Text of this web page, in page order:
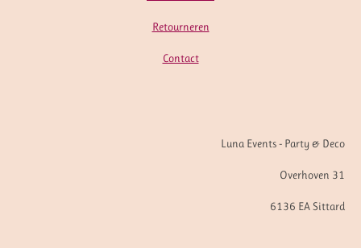
Retourneren
Contact
Luna Events - Party & Deco
Overhoven 31
6136 EA Sittard